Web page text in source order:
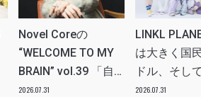
Novel Coreの
“WELCOME TO MY
BRAIN” vol.39 「自
分たちの世代のルー
2026.07.31
LINKL
は大きく国
ドル、そし
ツアー。い
2026.07.31